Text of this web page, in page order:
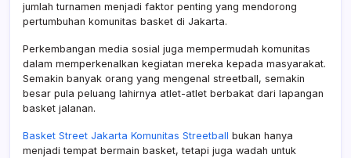
jumlah turnamen menjadi faktor penting yang mendorong
pertumbuhan komunitas basket di Jakarta.
Perkembangan media sosial juga mempermudah komunitas
dalam memperkenalkan kegiatan mereka kepada masyarakat.
Semakin banyak orang yang mengenal streetball, semakin
besar pula peluang lahirnya atlet-atlet berbakat dari lapangan
basket jalanan.
Basket Street Jakarta Komunitas Streetball bukan hanya
menjadi tempat bermain basket, tetapi juga wadah untuk